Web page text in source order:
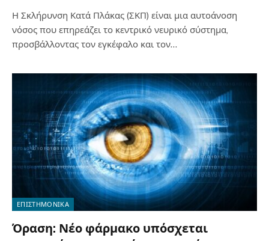
Η Σκλήρυνση Κατά Πλάκας (ΣΚΠ) είναι μια αυτοάνοση
νόσος που επηρεάζει το κεντρικό νευρικό σύστημα,
προσβάλλοντας τον εγκέφαλο και τον…
ΕΠΙΣΤΗΜΟΝΙΚΑ
Όραση: Νέο φάρμακο υπόσχεται